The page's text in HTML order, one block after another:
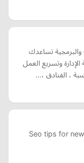
والبرمجية تساعدك
وتسريع العمل
، الفنادق ،…
Seo tips for